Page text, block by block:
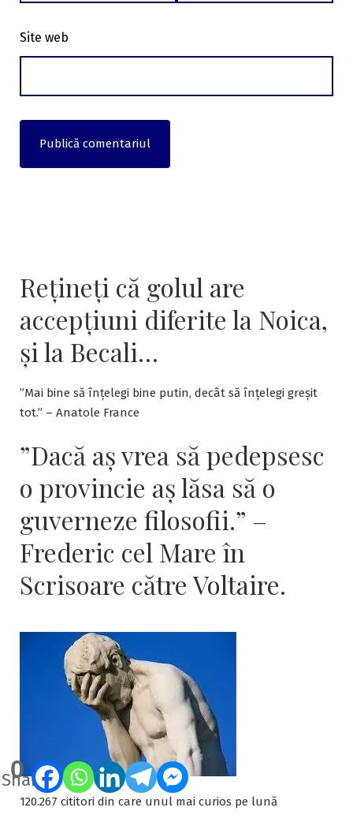
0
Shares
Site web
Rețineți că golul are
accepțiuni diferite la Noica,
și la Becali…
”Mai bine să înțelegi bine putin, decât să înțelegi greșit
tot.” – Anatole France
”Dacă aş vrea să pedepsesc
o provincie aş lăsa să o
guverneze filosofii.” –
Frederic cel Mare în
Scrisoare către Voltaire.
120.267 cititori din care unul mai curios pe lună